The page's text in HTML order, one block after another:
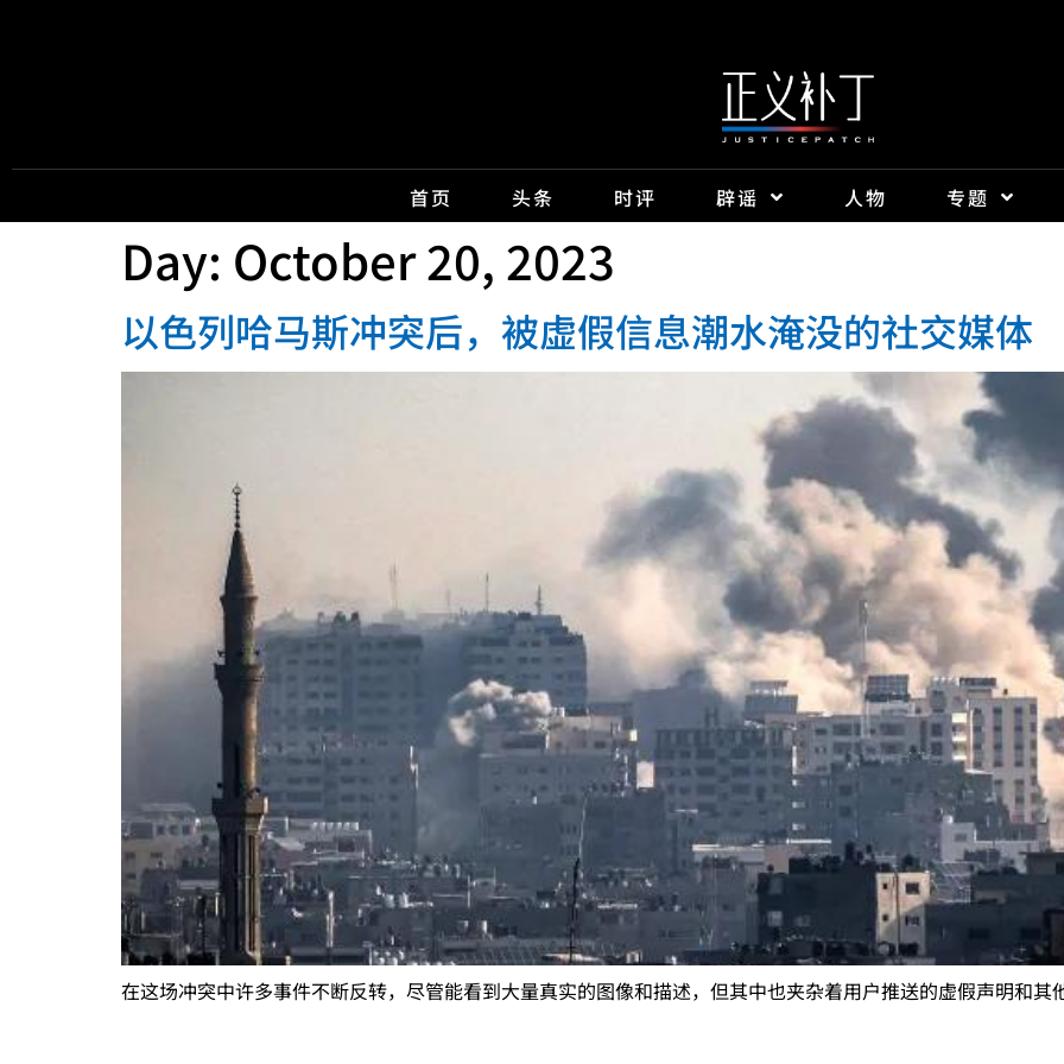
首页 头条 时评 辟谣 人物 专题
Day: October 20, 2023
以色列哈马斯冲突后，被虚假信息潮水淹没的社交媒体
在这场冲突中许多事件不断反转，尽管能看到大量真实的图像和描述，但其中也夹杂着用户推送的虚假声明和